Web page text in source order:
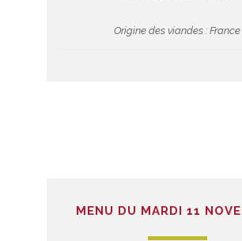
Origine des viandes : France
MENU DU MARDI 11